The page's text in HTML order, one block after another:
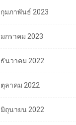
กุมภาพันธ์ 2023
มกราคม 2023
ธันวาคม 2022
ตุลาคม 2022
มิถุนายน 2022